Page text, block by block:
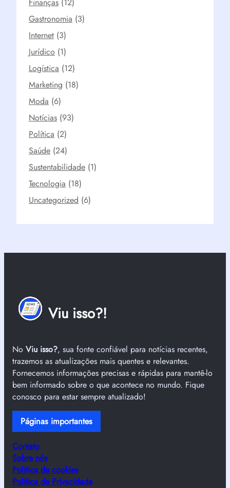
Gastronomia (3)
Internet (3)
Jurídico (1)
Logística (12)
Marketing (18)
Moda (6)
Notícias (93)
Política (2)
Saúde (24)
Sustentabilidade (1)
Tecnologia (18)
Uncategorized (6)
Viu isso?!
No Viu isso?, sua fonte confiável para notícias recentes,
trazemos as atualizações mais quentes e relevantes.
Fornecemos informações precisas e rápidas para mantê-lo
bem informado sobre o que acontece no mundo. Fique
conosco para estar sempre atualizado!
Páginas importantes
Contato
Sobre nós
Política de cookies
Política de Privacidade